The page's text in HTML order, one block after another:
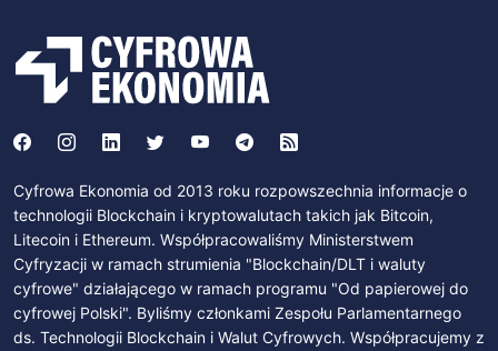
Cyfrowa Ekonomia od 2013 roku rozpowszechnia informacje o
technologii Blockchain i kryptowalutach takich jak Bitcoin,
Litecoin i Ethereum. Współpracowaliśmy Ministerstwem
Cyfryzacji w ramach strumienia "Blockchain/DLT i waluty
cyfrowe" działającego w ramach programu "Od papierowej do
cyfrowej Polski". Byliśmy członkami Zespołu Parlamentarnego
ds. Technologii Blockchain i Walut Cyfrowych. Współpracujemy z